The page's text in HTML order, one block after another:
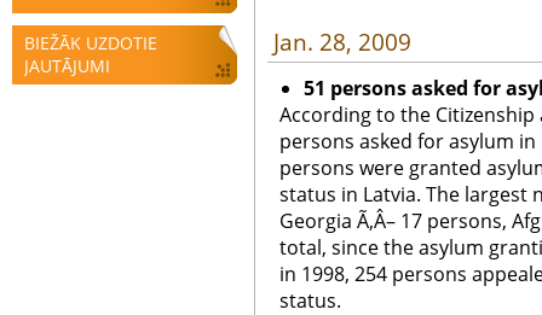
BIEŽĀK UZDOTIE
JAUTĀJUMI
Jan. 28, 2009
51 persons asked for
According to the
persons asked for asylum
persons were granted
status in Latvia. The largest
Georgia Ã‚Â– 17 persons,
total, since the asylum
in 1998, 254 persons
status.